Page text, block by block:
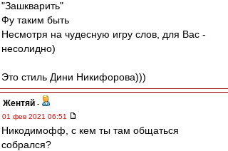
"Зашкварить"
Фу таким быть
Несмотря на чудесную игру слов, для Вас -
несолидно)
Это стиль Дини Никифорова)))
Жентяй -
01 фев 2021 06:51
Никодимофф, с кем ты там общаться
собрался?